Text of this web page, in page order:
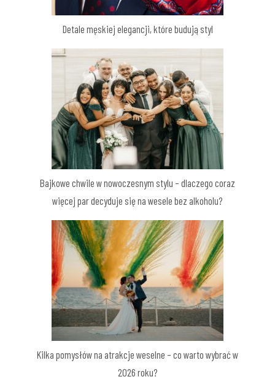
Detale męskiej elegancji, które budują styl
Bajkowe chwile w nowoczesnym stylu – dlaczego coraz
więcej par decyduje się na wesele bez alkoholu?
Kilka pomysłów na atrakcje weselne – co warto wybrać w
2026 roku?